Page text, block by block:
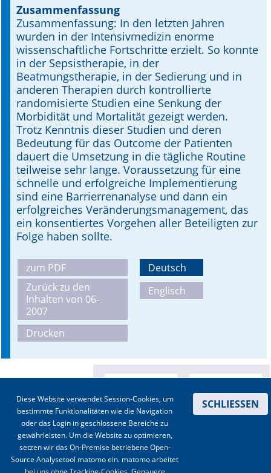
Mediadaten
Autoren-Service
Bestell-Service
Stellenmarkt
Kongresskalender
Zusammenfassung
Zusammenfassung: In den letzten Jahren
wurden in der Intensivmedizin enorme
wissenschaftliche Fortschritte erzielt. So konnte
in der Sepsistherapie, in der
Beatmungstherapie, in der Sedierung und in
anderen Therapien durch kontrollierte
randomisierte Studien eine Senkung der
Morbidität und Mortalität gezeigt werden.
Trotz Kenntnis dieser Studien und deren
Bedeutung für das Outcome der Patienten
dauert die Umsetzung in die tägliche Routine
teilweise sehr lange. Voraussetzung für eine
schnelle und erfolgreiche Implementierung
sind eine Barrierrenanalyse und dann ein
erfolgreiches Veränderungsmanagement, das
ein konsentiertes Vorgehen aller Beteiligten zur
Folge haben sollte.
zum PDF
Zurück zu den
Inhalten von 06-
2007
Drucken
Deutsch
Englisch
Diese Website verwendet Session-Cookies, um
bestimmte Funktionalitäten wie die Navigation
oder das Login in geschlossene Bereiche zu
gewährleisten. Um die Website zu optimieren,
setzen wir das On-Premise betriebene Open-
Source Analysetool matomo ein. matomo arbeitet
SCHLIESSEN